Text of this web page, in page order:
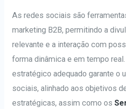
As redes sociais são
marketing B2B, permitindo a
relevante e a interação com
forma dinâmica e em tempo
estratégico adequado garante o
sociais, alinhado aos objetivos
estratégicas, assim como os